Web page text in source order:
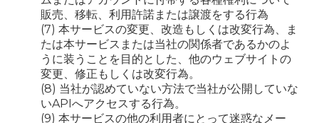
販売、移転、利用許諾または譲渡をする行為
(7) 本サービスの変更、改造もしくは改変行為、ま
たは本サービスまたは当社の関係者であるかのよ
うに装うことを目的とした、他のウェブサイトの
変更、修正もしくは改変行為。
(8) 当社が認めていない方法で当社が公開していな
いAPIへアクセスする行為。
(9) 本サービスの他の利用者にとって迷惑なメー